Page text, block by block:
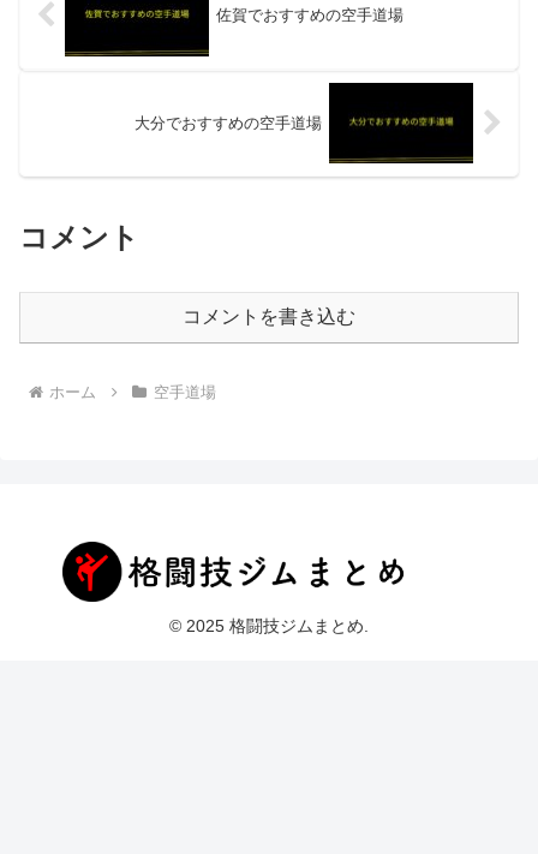
佐賀でおすすめの空手道場
大分でおすすめの空手道場
コメント
コメントを書き込む
ホーム 空手道場
© 2025 格闘技ジムまとめ.